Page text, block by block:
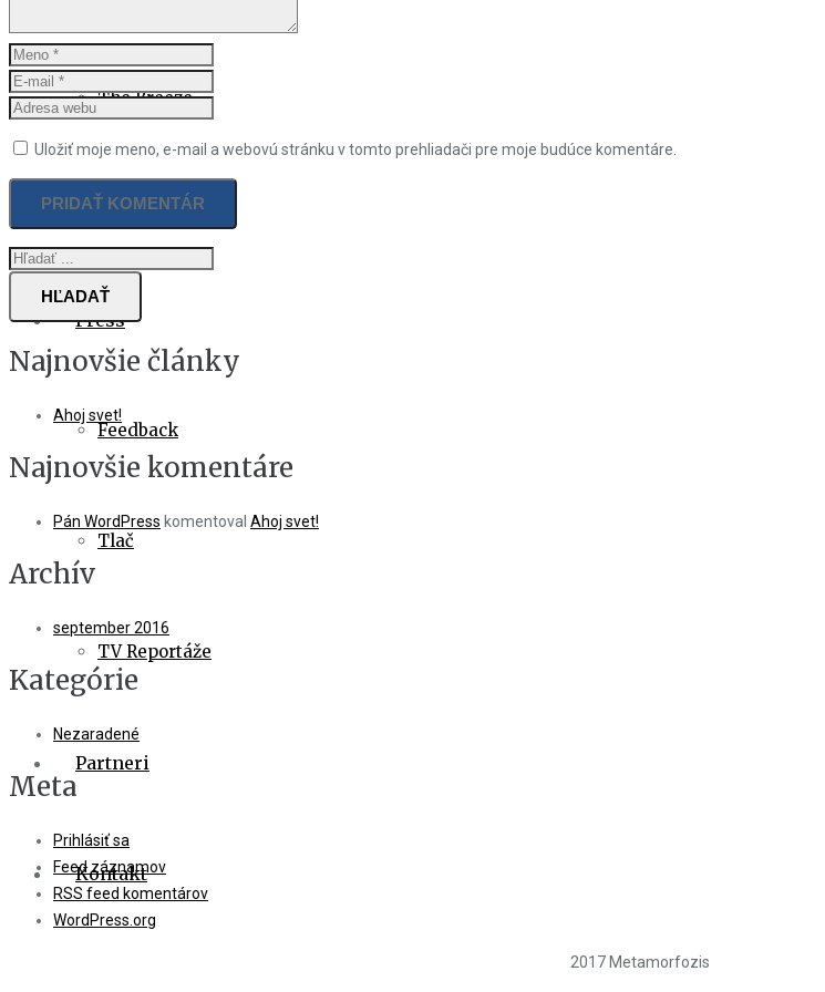
The Breeze
DJ Martin Benč
Press
Feedback
Tlač
TV Reportáže
Partneri
Kontakt
Uložiť moje meno, e-mail a webovú stránku v tomto prehliadači pre moje budúce komentáre.
HĽADAŤ
Najnovšie články
Ahoj svet!
Najnovšie komentáre
Pán WordPress komentoval Ahoj svet!
Archív
september 2016
Kategórie
Nezaradené
Meta
Prihlásiť sa
Feed záznamov
RSS feed komentárov
WordPress.org
2017 Metamorfozis